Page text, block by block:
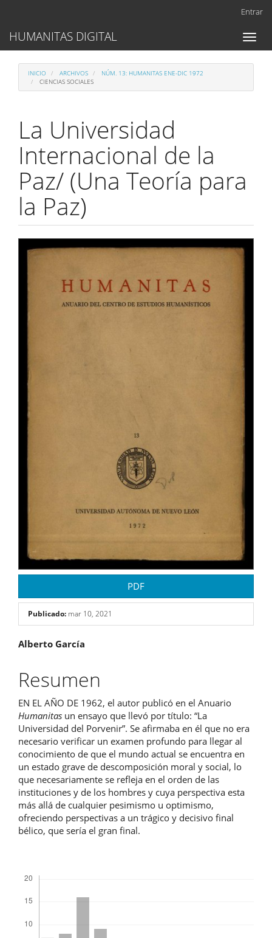
Contenido
principal
lateral
Entrar
Toggle
HUMANITAS DIGITAL
INICIO ARCHIVOS
NÚM. 13: HUMANITAS ENE-DIC 1972
CIENCIAS SOCIALES
La Universidad
Internacional de la
Paz/ (Una Teoría para
la Paz)
Barra
del
artículo
PDF
Publicado: mar 10, 2021
Contenido
principal
del
artículo
Alberto García
Resumen
EN EL AÑO DE 1962, el autor publicó en el Anuario
Humanitas un ensayo que llevó por título: “La
Universidad del Porvenir”. Se afirmaba en él que no era
necesario verificar un examen profundo para llegar al
conocimiento de que el mundo actual se encuentra en
un estado grave de descomposición moral y social, lo
que necesariamente se refleja en el orden de las
instituciones y de los hombres y cuya perspectiva esta
más allá de cualquier pesimismo u optimismo,
ofreciendo perspectivas a un trágico y decisivo final
bélico, que sería el gran final.